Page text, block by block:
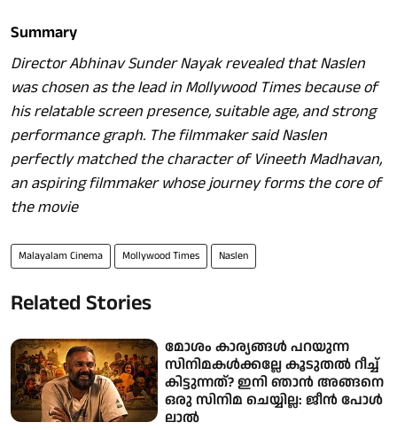
Summary
Director Abhinav Sunder Nayak revealed that Naslen
was chosen as the lead in Mollywood Timesbecause of
his relatable screen presence, suitable age, and strong
performance graph. The filmmaker said Naslen
perfectly matched the character of Vineeth Madhavan,
an aspiring filmmaker whose journey forms the core of
the movie
Malayalam Cinema Mollywood Times Naslen
Related Stories
മോശം കാര്യങ്ങൾ പറയുന്ന
സിനിമകൾക്കല്ലേ കൂടുതൽ റീച്ച്
കിട്ടുന്നത്? ഇനി ഞാന്‍ അങ്ങനെ
ഒരു സിനിമ ചെയ്യില്ല: ജീൻ പോൾ
ലാൽ